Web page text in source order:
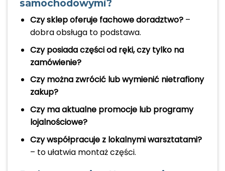
samochodowymi?
Czy sklep oferuje fachowe doradztwo?–
dobra obsługa to podstawa.
Czy posiada części od ręki, czy tylko na
zamówienie?
Czy można zwrócić lub wymienić nietrafiony
zakup?
Czy ma aktualne promocje lub programy
lojalnościowe?
Czy współpracuje z lokalnymi warsztatami?
– to ułatwia montaż części.